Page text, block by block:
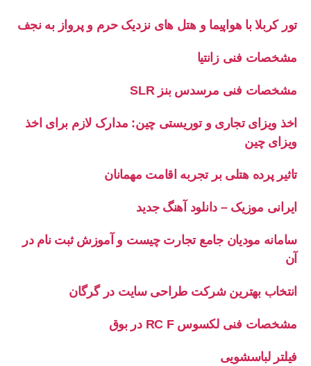
تور کربلا با هواپیما و هتل های نزدیک حرم و پرواز به نجف
مشخصات فنی زانتیا
مشخصات فنی مرسدس بنز SLR
اخذ ویزای تجاری و توریستی چین: مدارک لازم برای اخذ
ویزای چین
تاثیر پرده هتلی بر تجربه اقامت مهمانان
ایرانی موزیک – دانلود آهنگ جدید
سامانه مودیان جامع تجارت چیست و آموزش ثبت نام در
آن
انتخاب بهترین شرکت طراحی سایت در گرگان
مشخصات فنی لکسوس RC F در بوق
فیلتر لباسشویی